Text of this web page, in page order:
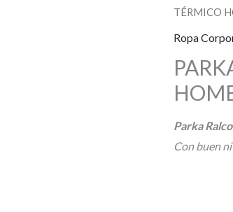
TÉRMICO
Ropa
Parka Ralco
Con buen